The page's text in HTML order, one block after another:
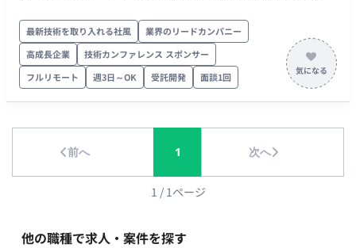
Service Cloudの導入・構築 ・既存CRMとのAPI連携設計および
実装 ・フロント部分の連携設計（開発はお客様担当） ・データ
移行および運用設計 ・お客様への引継ぎ（ノウハウ、ナレッジ
の提供） 【担当工程】 設計、実装、保守運用 ■エントリー時
のお願い エントリーをいただける場合は、以下の質問へご回答
・Salesforce Service Cloudの導入・構築経験 ・API連携の設
計・実装経験 ・CRMシステムとのデータ連携経験 ------
最新技術を取り入れる社風
業界のリードカンパニー
高成長企業
技術カンファレンス スポンサー
フルリモート
週3日～OK 受託開発 面談1回
前へ 1 次へ
1 / 1ページ
他の職種で求人・案件を探す